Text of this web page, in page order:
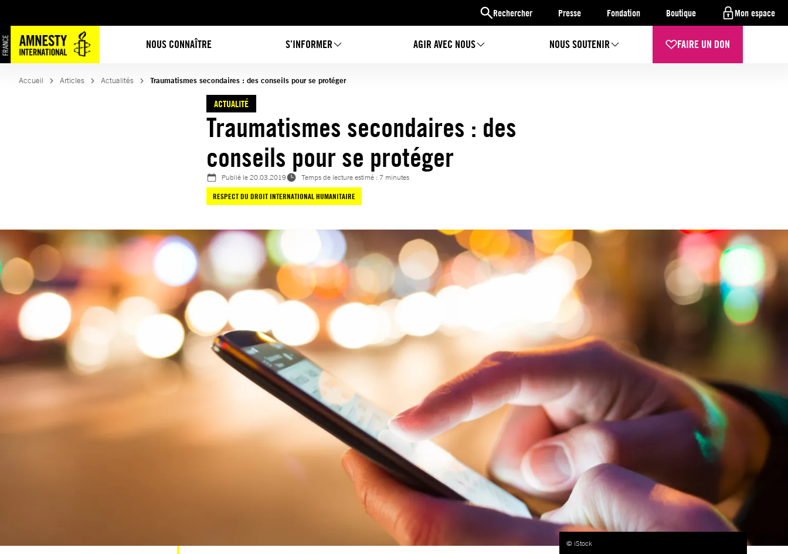
Rechercher Presse Fondation Boutique Mon espace
NOUS CONNAÎTRE S’INFORMER AGIR AVEC NOUS NOUS SOUTENIR FAIRE UN DON
au
contenu
Accueil Articles Actualités Traumatismes secondaires : des conseils pour se protéger
ACTUALITÉ
Traumatismes secondaires : des
conseils pour se protéger
Publié le20.03.2019
Temps de lecture estimé : 7 minutes
RESPECT DU DROIT INTERNATIONAL HUMANITAIRE
© iStock